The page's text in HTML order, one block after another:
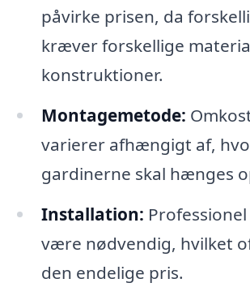
påvirke prisen, da
kræver forskellige
konstruktioner.
Montagemetode:
varierer afhængigt af,
gardinerne skal hænges
Installation:
være nødvendig, hvilket
den endelige pris.